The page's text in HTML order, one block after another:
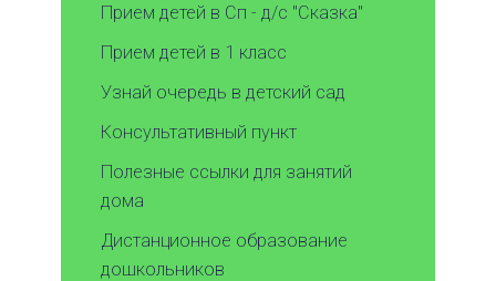
Прием детей в Сп - д/с "Сказка"
Прием детей в 1 класс
Узнай очередь в детский сад
Консультативный пункт
Полезные ссылки для занятий
дома
Дистанционное образование
дошкольников